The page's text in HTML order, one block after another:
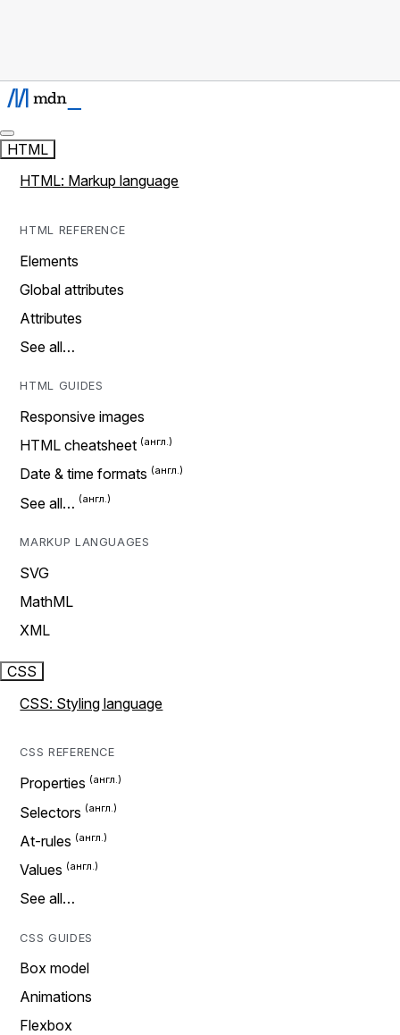
HTML
HTML: Markup language
HTML REFERENCE
Elements
Global attributes
Attributes
See all…
HTML GUIDES
Responsive images
HTML cheatsheet
Date & time formats
See all…
MARKUP LANGUAGES
SVG
MathML
XML
CSS
CSS: Styling language
CSS REFERENCE
Properties
Selectors
At-rules
Values
See all…
CSS GUIDES
Box model
Animations
Flexbox